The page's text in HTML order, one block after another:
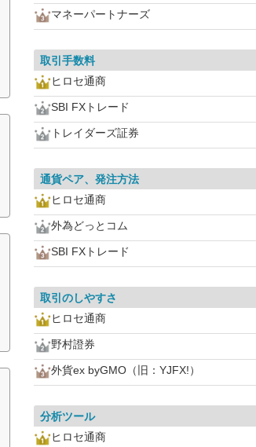
マネーパートナーズ
取引手数料
ヒロセ通商
SBI FXトレード
トレイダーズ証券
通貨ペア、発注方法
ヒロセ通商
外為どっとコム
SBI FXトレード
取引のしやすさ
ヒロセ通商
野村證券
外貨ex byGMO（旧：YJFX!）
分析ツール
ヒロセ通商